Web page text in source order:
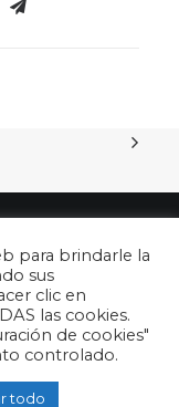
All rights reserved
para brindarle la
sus
clic en
las cookies.
de cookies"
controlado.
todo